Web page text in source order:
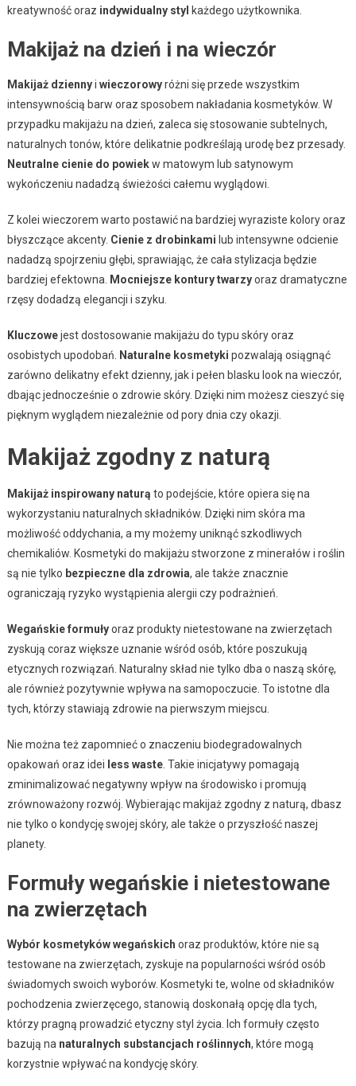
kreatywność oraz indywidualny styl każdego użytkownika.
Makijaż na dzień i na wieczór
Makijaż dziennyi wieczorowyróżni się przede wszystkim
intensywnością barw oraz sposobem nakładania kosmetyków. W
przypadku makijażu na dzień, zaleca się stosowanie subtelnych,
naturalnych tonów, które delikatnie podkreślają urodę bez przesady.
Neutralne cienie do powiekw matowym lub satynowym
wykończeniu nadadzą świeżości całemu wyglądowi.
Z kolei wieczorem warto postawić na bardziej wyraziste kolory oraz
błyszczące akcenty. Cienie z drobinkami lub intensywne odcienie
nadadzą spojrzeniu głębi, sprawiając, że cała stylizacja będzie
bardziej efektowna.
Mocniejsze kontury twarzyoraz dramatyczne
rzęsy dodadzą elegancji i szyku.
Kluczowejest dostosowanie makijażu do typu skóry oraz
osobistych upodobań.
Naturalne kosmetyki pozwalają osiągnąć
zarówno delikatny efekt dzienny, jak i pełen blasku look na wieczór,
dbając jednocześnie o zdrowie skóry. Dzięki nim możesz cieszyć się
pięknym wyglądem niezależnie od pory dnia czy okazji.
Makijaż zgodny z naturą
Makijaż inspirowany naturą to podejście, które opiera się na
wykorzystaniu naturalnych składników. Dzięki nim skóra ma
możliwość oddychania, a my możemy uniknąć szkodliwych
chemikaliów. Kosmetyki do makijażu stworzone z minerałów i roślin
są nie tylko bezpieczne dla zdrowia, ale także znacznie
ograniczają ryzyko wystąpienia alergii czy podrażnień.
Wegańskie formułyoraz produkty nietestowane na zwierzętach
zyskują coraz większe uznanie wśród osób, które poszukują
etycznych rozwiązań. Naturalny skład nie tylko dba o naszą skórę,
ale również pozytywnie wpływa na samopoczucie. To istotne dla
tych, którzy stawiają zdrowie na pierwszym miejscu.
Nie można też zapomnieć o znaczeniu biodegradowalnych
opakowań oraz idei less waste. Takie inicjatywy pomagają
zminimalizować negatywny wpływ na środowisko i promują
zrównoważony rozwój. Wybierając makijaż zgodny z naturą, dbasz
nie tylko o kondycję swojej skóry, ale także o przyszłość naszej
planety.
Formuły wegańskie i nietestowane
na zwierzętach
Wybór kosmetyków wegańskich oraz produktów, które nie są
testowane na zwierzętach, zyskuje na popularności wśród osób
świadomych swoich wyborów. Kosmetyki te, wolne od składników
pochodzenia zwierzęcego, stanowią doskonałą opcję dla tych,
którzy pragną prowadzić etyczny styl życia. Ich formuły często
bazują na naturalnych substancjach roślinnych, które mogą
korzystnie wpływać na kondycję skóry.